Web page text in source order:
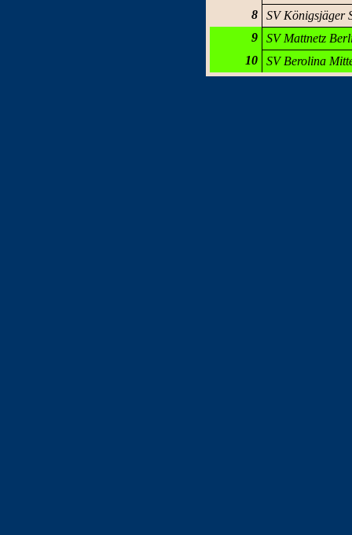
8
SV Königsjäger
9
SV Mattnetz
10
SV Berolina